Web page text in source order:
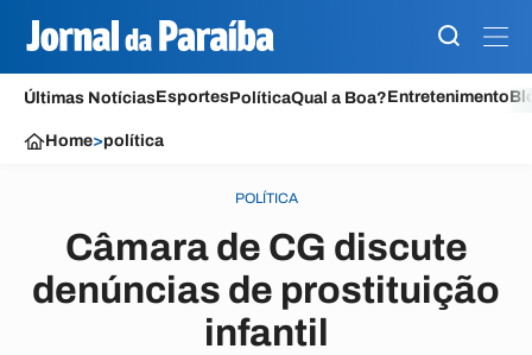
Últimas NotíciasEsportesPolíticaQual a Boa?Entretenimento
Home>política
POLÍTICA
Câmara de CG discute
denúncias de prostituição
infantil